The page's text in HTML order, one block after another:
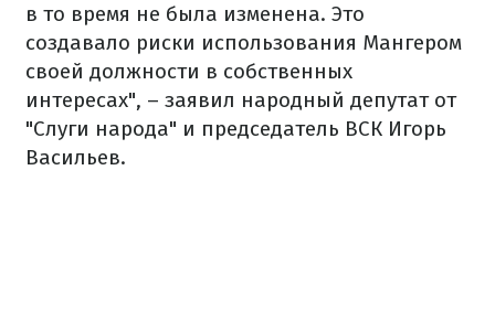
в то время не была изменена. Это
создавало риски использования Мангером
своей должности в собственных
интересах", – заявил народный депутат от
"Слуги народа" и председатель ВСК Игорь
Васильев.